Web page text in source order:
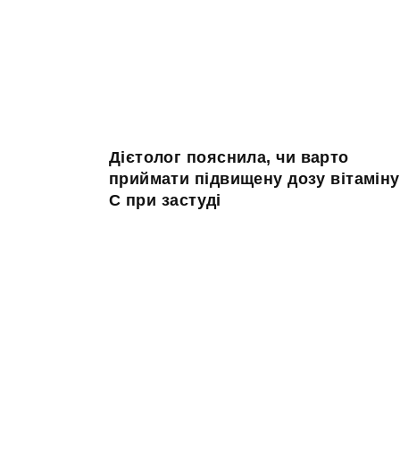
Дієтолог пояснила, чи варто
приймати підвищену дозу вітаміну
С при застуді